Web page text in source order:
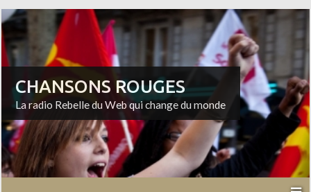
CHANSONS ROUGES
La radio Rebelle du Web qui change du monde